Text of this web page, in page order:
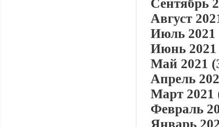
Сентябрь
Август
Июль 2021
Июнь 2021
Май 2021
Апрель
Март 2021
Февраль
Январь